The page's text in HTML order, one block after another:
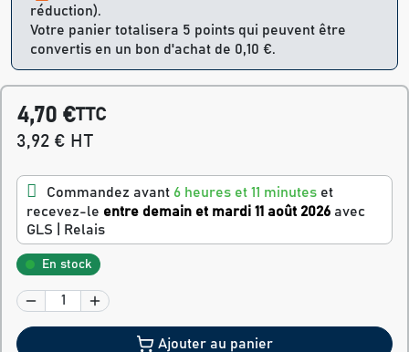
réduction).
Votre panier totalisera 5 points qui peuvent être
convertis en un bon d'achat de 0,10 €.
4,70 €TTC
3,92 € HT
Commandez avant 6 heures et 11 minutes et
recevez-le entre demain et mardi 11 août 2026 avec
GLS | Relais
En stock
Ajouter au panier